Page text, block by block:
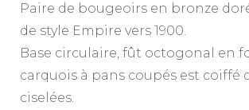
Paire de bougeoirs en bronze
de style Empire vers 1900.
Base circulaire, fût octogonal en
carquois à pans coupés est coiffé
ciselées.